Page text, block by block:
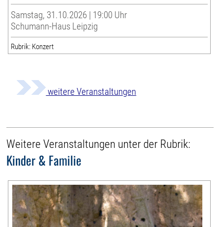
Samstag, 31.10.2026 | 19:00 Uhr
Schumann-Haus Leipzig
Rubrik: Konzert
weitere Veranstaltungen
Weitere Veranstaltungen unter der Rubrik:
Kinder & Familie